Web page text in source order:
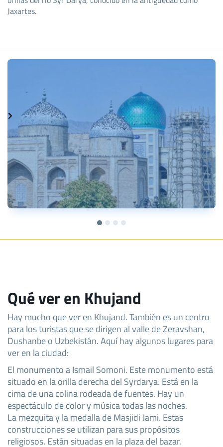
Jaxartes.
Qué ver en Khujand
Hay mucho que ver en Khujand. También es un centro
para los turistas que se dirigen al valle de Zeravshan,
Dushanbe o Uzbekistán. Aquí hay algunos lugares para
ver en la ciudad:
El monumento a Ismail Somoni. Este monumento está
situado en la orilla derecha del Syrdarya. Está en la
cima de una colina rodeada de fuentes. Hay un
espectáculo de color y música todas las noches.
La mezquita y la medalla de Masjidi Jami. Estas
construcciones se utilizan para sus propósitos
religiosos. Están situadas en la plaza del bazar.